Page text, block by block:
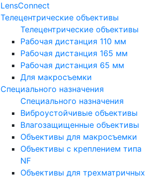
LensConnect
Телецентрические объективы
Телецентрические объективы
Рабочая дистанция 110 мм
Рабочая дистанция 165 мм
Рабочая дистанция 65 мм
Для макросъемки
Специального назначения
Специального назначения
Виброустойчивые объективы
Влагозащищенные объективы
Объективы для макросъемки
Объективы с креплением типа
NF
Объективы для трехматричных